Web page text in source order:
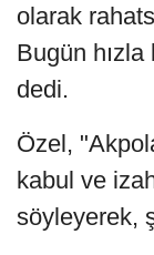
olarak
Bugün
dedi.
Özel,
kabul ve
söyleyerek,